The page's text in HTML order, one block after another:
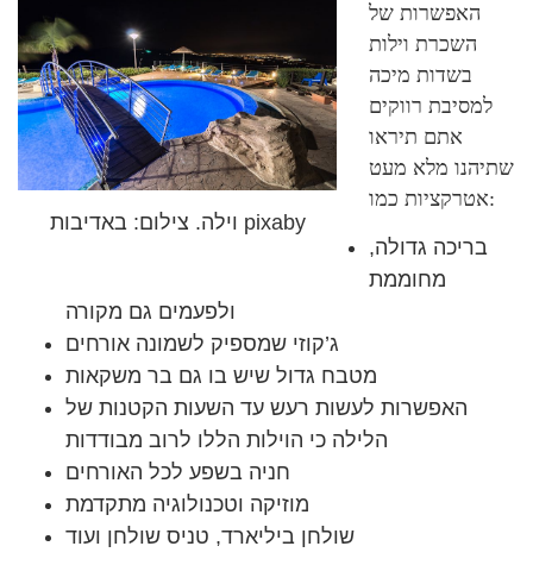
וילה. צילום: באדיבות pixaby
האפשרות של
השכרת וילות
בשדות מיכה
למסיבת רווקים
אתם תיראו
שתיהנו מלא מעט
אטרקציות כמו:
בריכה גדולה,
מחוממת
ולפעמים גם מקורה
ג’קוזי שמספיק לשמונה אורחים
מטבח גדול שיש בו גם בר משקאות
האפשרות לעשות רעש עד השעות הקטנות של
הלילה כי הוילות הללו לרוב מבודדות
חניה בשפע לכל האורחים
מוזיקה וטכנולוגיה מתקדמת
שולחן ביליארד, טניס שולחן ועוד